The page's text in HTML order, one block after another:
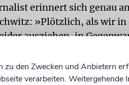
erinnert sich genau
»Plötzlich, als wir in
ausziehen, in
nicht die Frauen um
mit Schweißgeruch.
den Zwecken und Anbietern
verarbeiten. Weitergehende